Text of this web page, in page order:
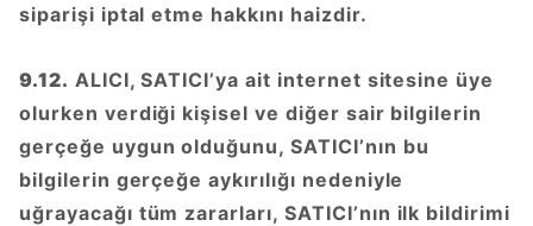
siparişi iptal etme hakkını haizdir.
9.12. ALICI, SATICI’ya ait internet sitesine üye
olurken verdiği kişisel ve diğer sair bilgilerin
gerçeğe uygun olduğunu, SATICI’nın bu
bilgilerin gerçeğe aykırılığı nedeniyle
uğrayacağı tüm zararları, SATICI’nın ilk bildirimi